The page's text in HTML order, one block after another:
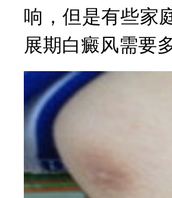
响，但是有些家
展期白癜风需要